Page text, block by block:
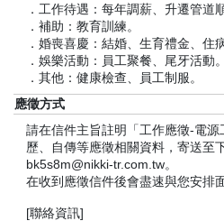
．工作待遇：每年調薪、升遷管道
．補助：教育訓練。
．婚喪喜慶：結婚、生育禮金、住
．娛樂活動：員工聚餐、尾牙活動。
．其他：健康檢查、員工制服。
應徵方式
請在信件主旨註明「工作應徵-電源
歷、自傳等應徵相關資料，寄送至
bk5s8m@nikki-tr.com.tw。
在收到應徵信件後會盡速與您安排
[聯絡資訊]